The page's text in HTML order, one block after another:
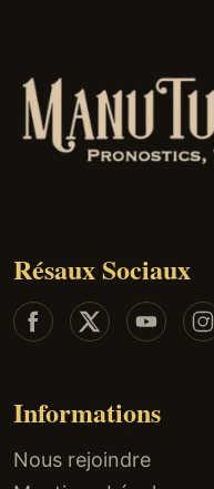
Résaux Sociaux
Informations
Nous rejoindre